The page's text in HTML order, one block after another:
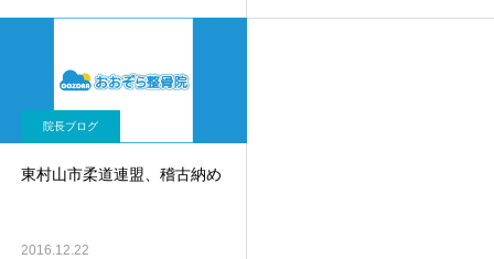
院長ブログ
東村山市柔道連盟、稽古納め
2016.12.22